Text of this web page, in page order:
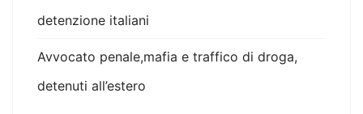
detenzione italiani
Avvocato penale,mafia e traffico di droga,
detenuti all’estero